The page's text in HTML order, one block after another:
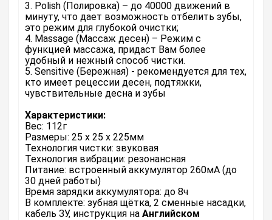
3. Polish (Полировка) – до 40000 движений в
минуту, что дает возможность отбелить зубы,
это режим для глубокой очистки;
4. Massage (Массаж десен) – Режим с
функцией массажа, придаст Вам более
удобный и нежный способ чистки.
5. Sensitive (Бережная) - рекомендуется для тех,
кто имеет рецессии десен, подтяжки,
чувствительные десна и зубы
Характеристики:
Вес: 112г
Размеры: 25 х 25 х 225мм
Технология чистки: звуковая
Технология вибрации: резонансная
Питание: встроенный аккумулятор 260мА (до
30 дней работы)
Время зарядки аккумулятора: до 8ч
В комплекте: зубная щётка, 2 сменные насадки,
кабель ЗУ, инструкция на Английском